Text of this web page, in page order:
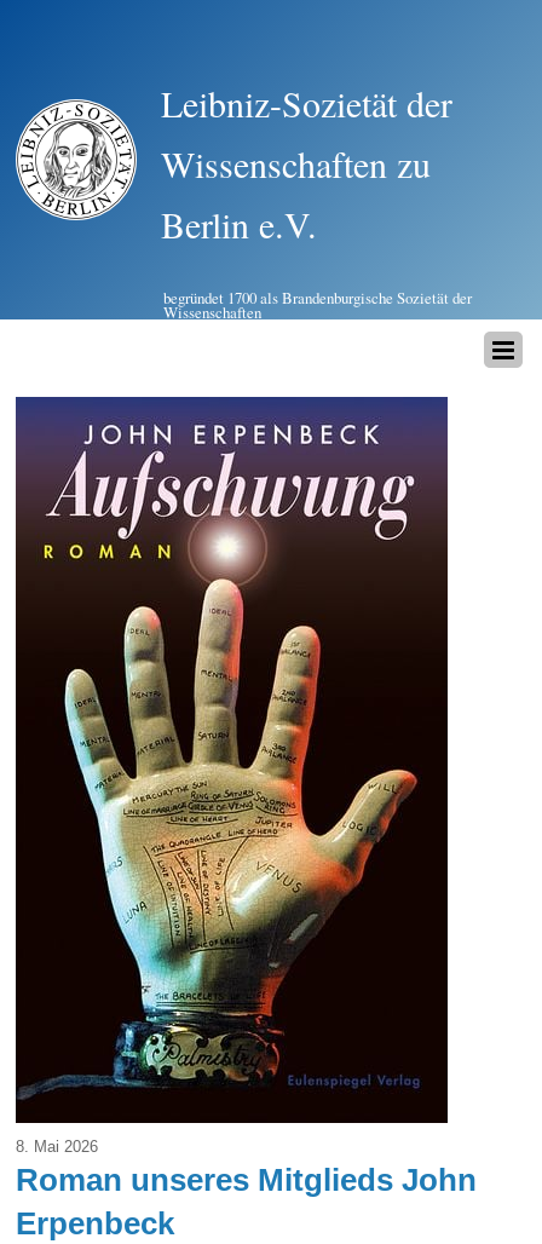
Leibniz-Sozietät der
Wissenschaften zu
Berlin e.V.
begründet 1700 als Brandenburgische Sozietät der
Wissenschaften
8. Mai 2026
Roman unseres Mitglieds John
Erpenbeck